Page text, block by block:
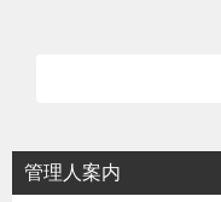
管理人案内